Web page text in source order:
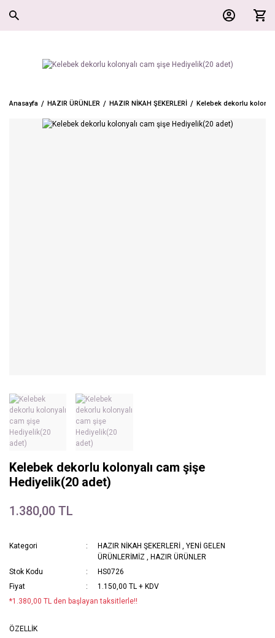
Anasayfa HAZIR ÜRÜNLER HAZIR NİKAH ŞEKERLERİ Kelebek dekorlu
Kelebek dekorlu kolonyalı cam şişe
Hediyelik(20 adet)
1.380,00 TL
Kategori HAZIR NİKAH ŞEKERLERİ ,YENİ GELEN
ÜRÜNLERİMİZ , HAZIR ÜRÜNLER
Stok Kodu
HS0726
Fiyat
1.150,00 TL + KDV
*1.380,00 TL den başlayan taksitlerle!!
ÖZELLİK